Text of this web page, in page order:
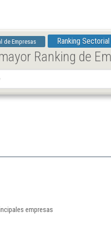
de Empresas Ranking
Ranking de
empresas